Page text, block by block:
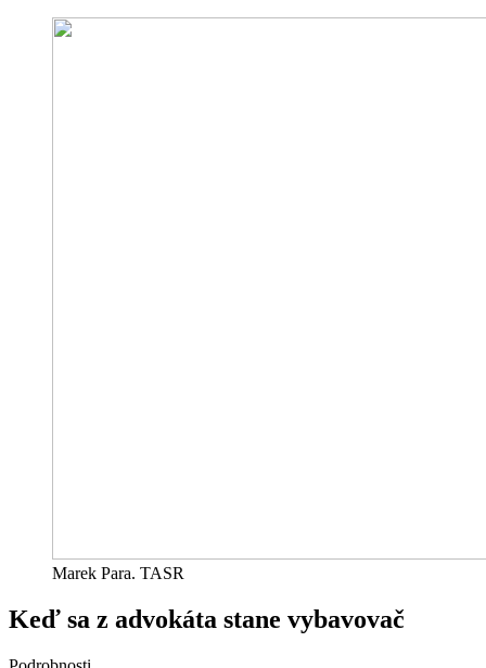
Marek Para. TASR
Keď sa z advokáta stane vybavovač